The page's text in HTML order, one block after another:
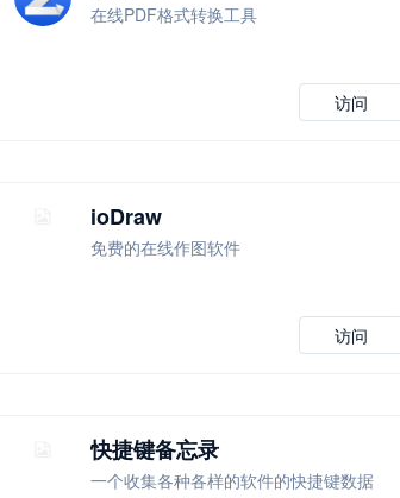
在线PDF格式转换工具
访问
ioDraw
免费的在线作图软件
访问
快捷键备忘录
一个收集各种各样的软件的快捷键数据